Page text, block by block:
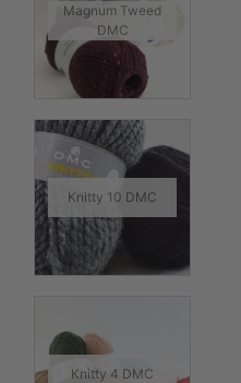
Magnum Tweed
DMC
Knitty 10 DMC
Knitty 4 DMC